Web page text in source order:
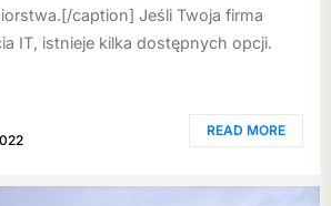
caption] Jeśli Twoja firma
IT, istnieje kilka dostępnych opcji.
READ MORE